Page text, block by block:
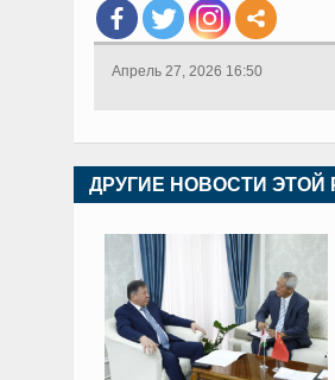
Апрель 27, 2026 16:50
ДРУГИЕ НОВОСТИ ЭТОЙ